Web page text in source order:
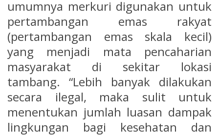
umumnya merkuri digunakan untuk
pertambangan emas rakyat
(pertambangan emas skala kecil)
yang menjadi mata pencaharian
masyarakat di sekitar lokasi
tambang. “Lebih banyak dilakukan
secara ilegal, maka sulit untuk
menentukan jumlah luasan dampak
lingkungan bagi kesehatan dan